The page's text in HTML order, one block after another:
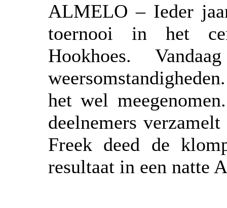
ALMELO – Ieder
toernooi in het
Hookhoes.
het wel
deelnemers
Freek deed de
resultaat in een natte